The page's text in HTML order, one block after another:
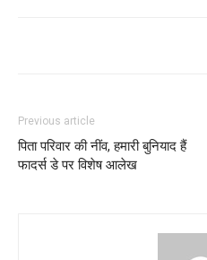
Previous article
पिता परिवार की नींव, हमारी बुनियाद हैं
फादर्स डे पर विशेष आलेख